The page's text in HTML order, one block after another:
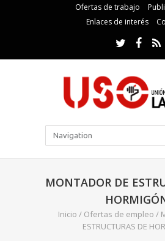
Ofertas de trabajo
Enlaces de interés
MONTADOR DE
Inicio / Ofertas de empleo /
ESTRUCTURAS DE